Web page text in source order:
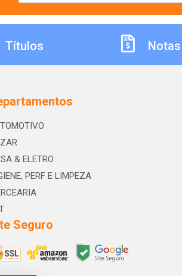
Títulos
& ELETRO
PERF E LIMPEZA
Seguro